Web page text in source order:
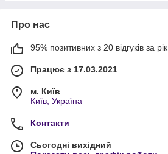
Про нас
95% позитивних з 20 відгуків за рік
Працює з 17.03.2021
м. Київ
Київ, Україна
Контакти
Сьогодні вихідний